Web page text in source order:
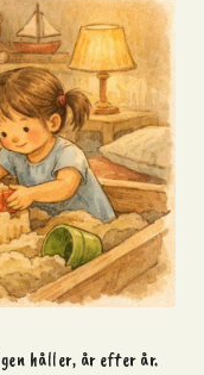
håller, år efter år.